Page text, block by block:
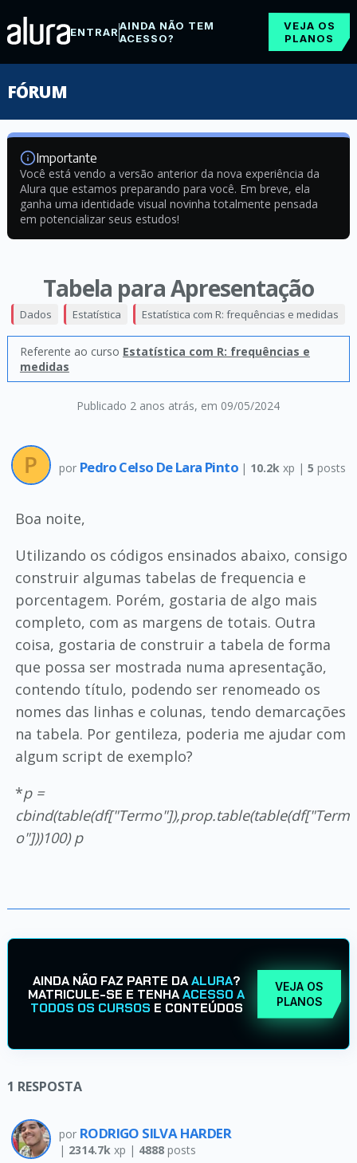
ENTRARAINDA NÃO TEM
ACESSO?
VEJA OS
PLANOS
FÓRUM
Importante
Você está vendo a versão anterior da nova experiência da
Alura que estamos preparando para você. Em breve, ela
ganha uma identidade visual novinha totalmente pensada
em potencializar seus estudos!
Tabela para Apresentação
Publicado 2 anos atrás, em 09/05/2024
Dados Estatística Estatística com R: frequências e medidas
Referente ao curso Estatística com R: frequências e
medidas
por Pedro Celso De Lara Pinto | 10.2k xp |5 posts
Boa noite,
Utilizando os códigos ensinados abaixo, consigo
construir algumas tabelas de frequencia e
porcentagem. Porém, gostaria de algo mais
completo, com as margens de totais. Outra
coisa, gostaria de construir a tabela de forma
que possa ser mostrada numa apresentação,
contendo título, podendo ser renomeado os
nomes das linhas e colunas, tendo demarcações
na tabela. Por gentileza, poderia me ajudar com
algum script de exemplo?
*p =
cbind(table(df["Termo"]),prop.table(table(df["Term
o"]))100) p
AINDA NÃO FAZ PARTE DAALURA?
MATRICULE-SE E TENHAACESSO A
TODOS OS CURSOS E CONTEÚDOS
VEJA OS
PLANOS
1 RESPOSTA
por RODRIGO SILVA HARDER
| 2314.7kxp | 4888posts